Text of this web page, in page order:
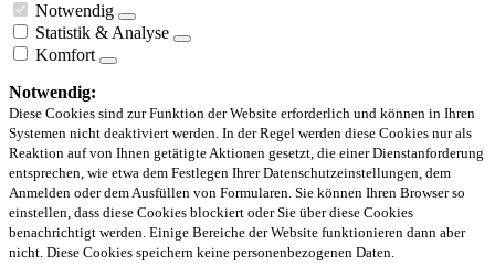
Notwendig
Statistik & Analyse
Komfort
Notwendig:
Diese Cookies sind zur Funktion der Website erforderlich und können in Ihren
Systemen nicht deaktiviert werden. In der Regel werden diese Cookies nur als
Reaktion auf von Ihnen getätigte Aktionen gesetzt, die einer Dienstanforderung
entsprechen, wie etwa dem Festlegen Ihrer Datenschutzeinstellungen, dem
Anmelden oder dem Ausfüllen von Formularen. Sie können Ihren Browser so
einstellen, dass diese Cookies blockiert oder Sie über diese Cookies
benachrichtigt werden. Einige Bereiche der Website funktionieren dann aber
nicht. Diese Cookies speichern keine personenbezogenen Daten.